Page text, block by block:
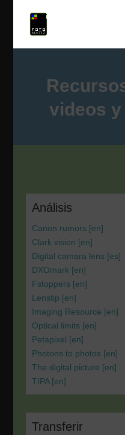
videos
Análisis
Canon rumors [en]
Clark vision [en]
Digital camara lens [es]
DXOmark [en]
Fstoppers [en]
Lenstip [en]
Imaging Resource [en]
Optical limits [en]
Petapixel [en]
Photons to photos [en]
The digital picture [en]
TIPA [en]
Transferir